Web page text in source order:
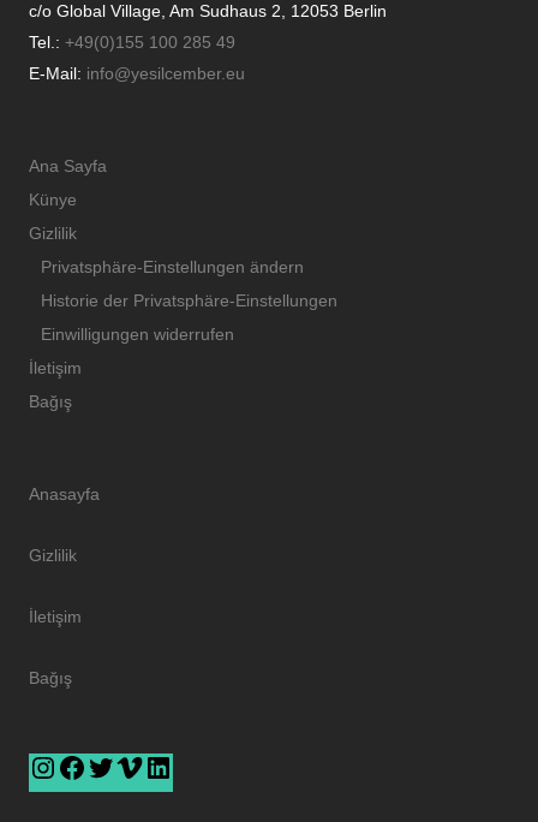
c/o Global Village, Am Sudhaus 2, 12053 Berlin
Tel.: +49(0)155 100 285 49
E-Mail: info@yesilcember.eu
Ana Sayfa
Künye
Gizlilik
Privatsphäre-Einstellungen ändern
Historie der Privatsphäre-Einstellungen
Einwilligungen widerrufen
İletişim
Bağış
Anasayfa
Gizlilik
İletişim
Bağış